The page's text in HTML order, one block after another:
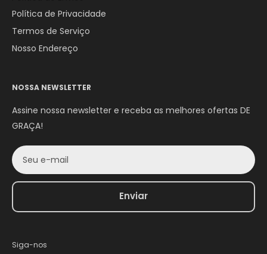
Política de Privacidade
Termos de Serviço
Nosso Endereço
NOSSA NEWSLETTER
Assine nossa newsletter e receba as melhores ofertas DE
GRAÇA!
Seu e-mail
Enviar
Siga-nos